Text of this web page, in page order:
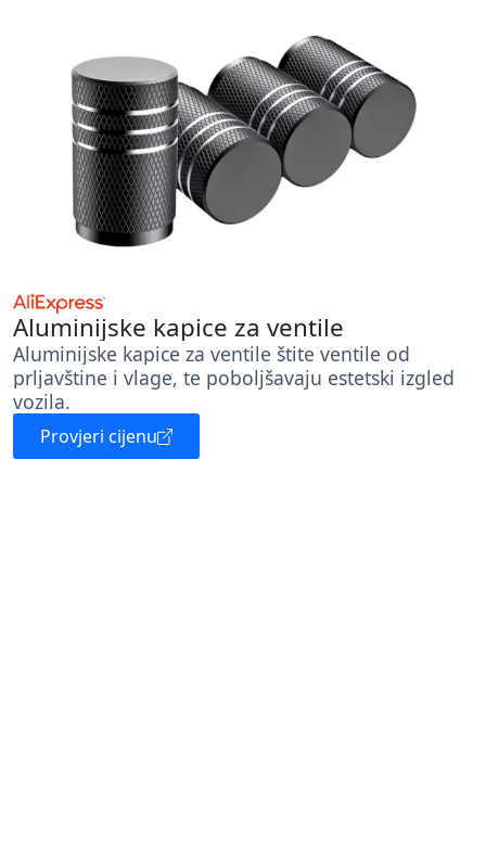
Aluminijske kapice za ventile
Aluminijske kapice za ventile štite ventile od
prljavštine i vlage, te poboljšavaju estetski izgled
vozila.
Provjeri cijenu